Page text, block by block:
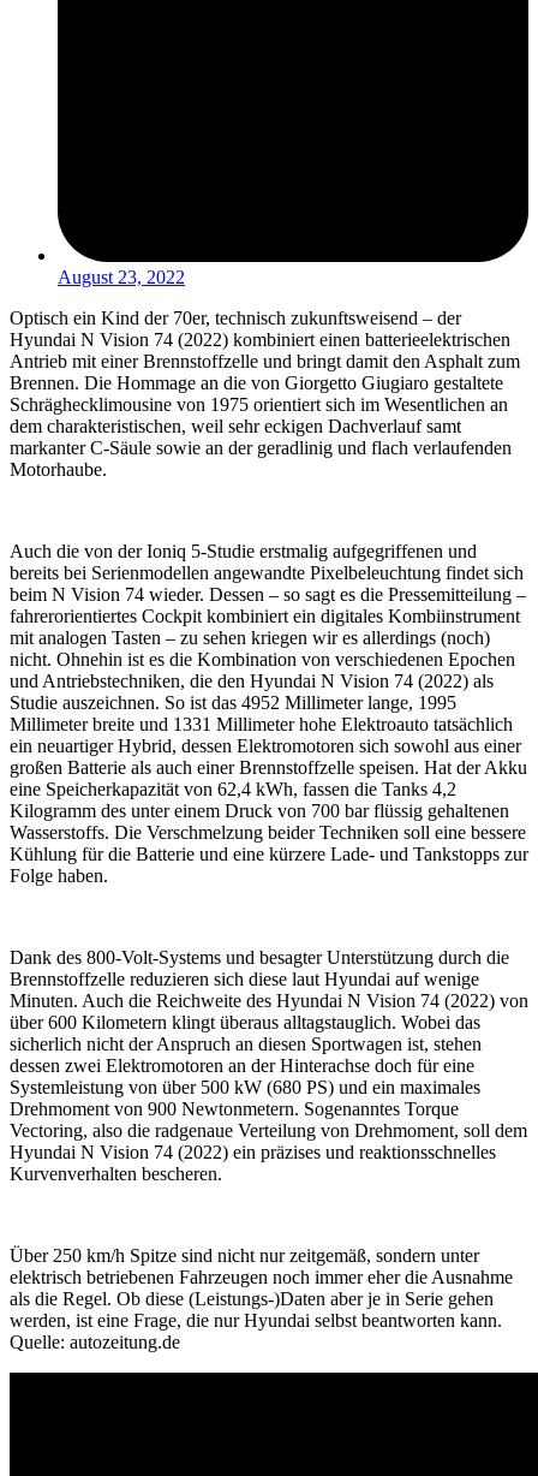
August 23, 2022
Optisch ein Kind der 70er, technisch zukunftsweisend – der
Hyundai N Vision 74 (2022) kombiniert einen batterieelektrischen
Antrieb mit einer Brennstoffzelle und bringt damit den Asphalt zum
Brennen. Die Hommage an die von Giorgetto Giugiaro gestaltete
Schräghecklimousine von 1975 orientiert sich im Wesentlichen an
dem charakteristischen, weil sehr eckigen Dachverlauf samt
markanter C-Säule sowie an der geradlinig und flach verlaufenden
Motorhaube.
Auch die von der Ioniq 5-Studie erstmalig aufgegriffenen und
bereits bei Serienmodellen angewandte Pixelbeleuchtung findet sich
beim N Vision 74 wieder. Dessen – so sagt es die Pressemitteilung –
fahrerorientiertes Cockpit kombiniert ein digitales Kombiinstrument
mit analogen Tasten – zu sehen kriegen wir es allerdings (noch)
nicht. Ohnehin ist es die Kombination von verschiedenen Epochen
und Antriebstechniken, die den Hyundai N Vision 74 (2022) als
Studie auszeichnen. So ist das 4952 Millimeter lange, 1995
Millimeter breite und 1331 Millimeter hohe Elektroauto tatsächlich
ein neuartiger Hybrid, dessen Elektromotoren sich sowohl aus einer
großen Batterie als auch einer Brennstoffzelle speisen. Hat der Akku
eine Speicherkapazität von 62,4 kWh, fassen die Tanks 4,2
Kilogramm des unter einem Druck von 700 bar flüssig gehaltenen
Wasserstoffs. Die Verschmelzung beider Techniken soll eine bessere
Kühlung für die Batterie und eine kürzere Lade- und Tankstopps zur
Folge haben.
Dank des 800-Volt-Systems und besagter Unterstützung durch die
Brennstoffzelle reduzieren sich diese laut Hyundai auf wenige
Minuten. Auch die Reichweite des Hyundai N Vision 74 (2022) von
über 600 Kilometern klingt überaus alltagstauglich. Wobei das
sicherlich nicht der Anspruch an diesen Sportwagen ist, stehen
dessen zwei Elektromotoren an der Hinterachse doch für eine
Systemleistung von über 500 kW (680 PS) und ein maximales
Drehmoment von 900 Newtonmetern. Sogenanntes Torque
Vectoring, also die radgenaue Verteilung von Drehmoment, soll dem
Hyundai N Vision 74 (2022) ein präzises und reaktionsschnelles
Kurvenverhalten bescheren.
Über 250 km/h Spitze sind nicht nur zeitgemäß, sondern unter
elektrisch betriebenen Fahrzeugen noch immer eher die Ausnahme
als die Regel. Ob diese (Leistungs-)Daten aber je in Serie gehen
werden, ist eine Frage, die nur Hyundai selbst beantworten kann.
Quelle: autozeitung.de